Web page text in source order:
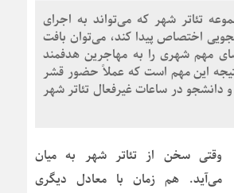
تئاتر شهر که می‌تواند به اجرای
اختصاص پیدا کند، می‌توان بافت
مهم شهری را به مهاجرین هدفمند
این مهم است که عملاً حضور قشر
دانشجو در ساعات غیرفعال تئاتر شهر
وقتی سخن از تئاتر شهر به میان
می‌آید. هم زمان با معادل دیگری